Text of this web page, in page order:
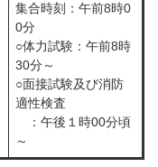
集合時刻：午前8時0
0分
○体力試験：午前8時
30分～
○面接試験及び消防
適性検査
：午後１時00分頃
～